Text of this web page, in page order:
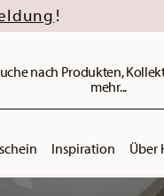
!
nach Produkten,
mehr...
Inspiration Über